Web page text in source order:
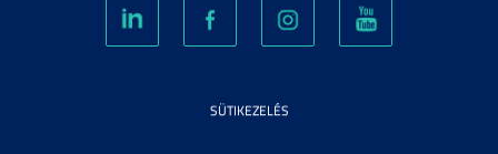
SÜTIKEZELÉS